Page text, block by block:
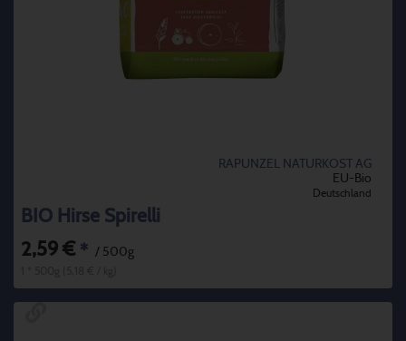
RAPUNZEL NATURKOST AG
EU-Bio
Deutschland
BIO Hirse Spirelli
2,59 € * / 500g